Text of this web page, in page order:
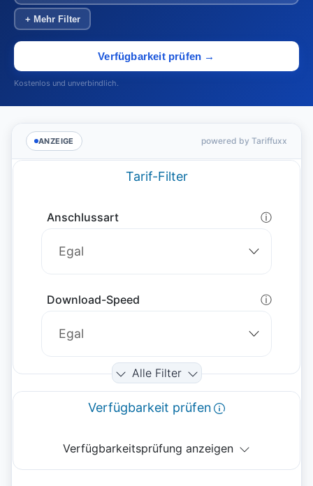
+ Mehr Filter
Verfügbarkeit prüfen →
Kostenlos und unverbindlich.
ANZEIGE powered by Tariffuxx